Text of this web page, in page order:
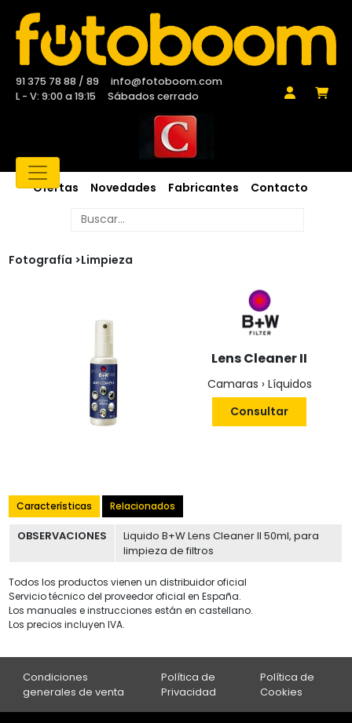
91 375 78 88 / 89
info@fotoboom.com
L - V: 9:00 a 19:15
Sábados cerrado
Ofertas Novedades Fabricantes Contacto
Fotografía >Limpieza
Lens Cleaner II
Camaras › Líquidos
Consultar
Características Relacionados
OBSERVACIONES
Liquido B+W Lens Cleaner II 50ml, para
limpieza de filtros
Todos los productos vienen un distribuidor oficial
Servicio técnico del proveedor oficial en España.
Los manuales e instrucciones están en castellano.
Los precios incluyen IVA.
Condiciones
generales de venta
Política de
Privacidad
Política de
Cookies